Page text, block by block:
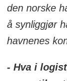
vi et
den norske
å synliggjør
havnenes
- Hva i